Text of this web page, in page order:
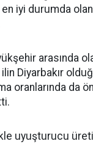
en iyi durumda
arasında
Diyarbakır
oranlarında da
uyuşturucu